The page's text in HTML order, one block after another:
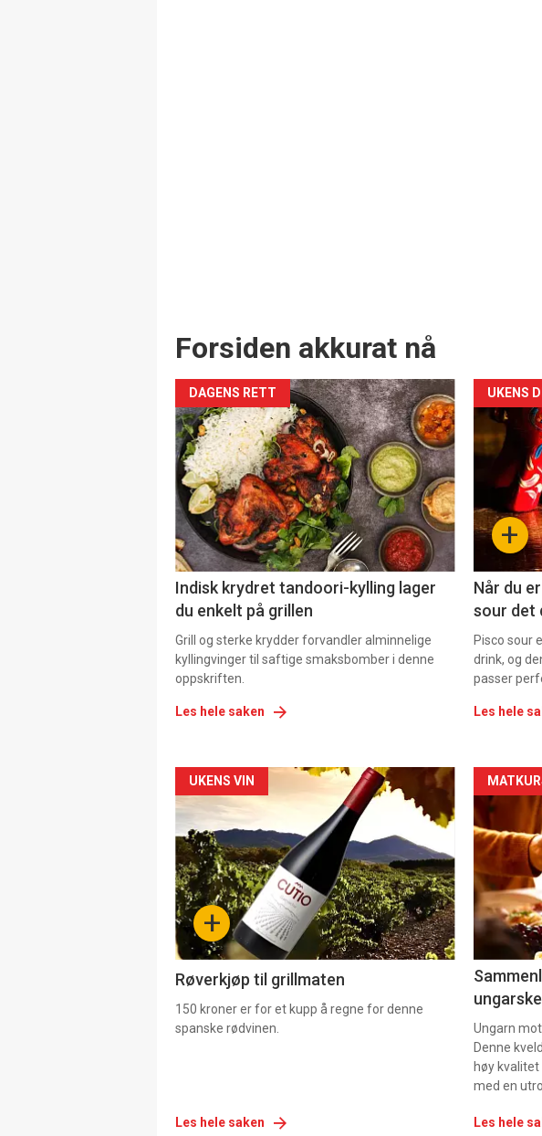
Forsiden akkurat nå
DAGENS RETT
Indisk krydret tandoori-kylling lager
du enkelt på grillen
Grill og sterke krydder forvandler alminnelige
kyllingvinger til saftige smaksbomber i denne
oppskriften.
Les hele saken
nå
-
+
UKENS
Når du
sour det
Pisco sour
drink, og
passer
Les hele
Forsiden
akkurat
nå
-
4 +
UKENS VIN
Røverkjøp til grillmaten
150 kroner er for et kupp å regne for denne
spanske rødvinen.
Les hele saken
nå
-
5
Ungarn
Denne
høy
med en
Les hele